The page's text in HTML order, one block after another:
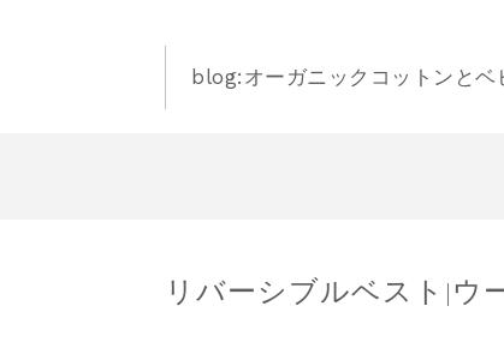
blog:オーガニックコットンとベ
リバーシブルベスト|